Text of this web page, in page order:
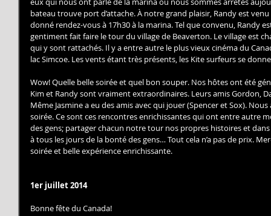
bateau trouve port d’attache. À notre grand plaisir, Randy est
donné rendez-vous à 17h30 à la marina. Tel que convenu, Randy
gentiment fait faire le tour du village de Beaverton. Le village est
qui y sont rattachés. Il y a entre autre le plus vieux cinéma du
lac Simcoe. Les vents étant très présents, les Kite surfeurs se
Wow! Quelle belle soirée et quel bon souper. Nos hôtes ont été
Kim et Randy sont vraiment extraordinaires. Leurs amis Gordon,
Même Jasmine a eu des amis avec qui jouer (Spencer et Sox).
soirée. Ce sont ces rencontres enrichissantes qui ont entre autre
des gens; partager chacun notre tour nos propres histoires et
à tous les jours de la bonté des gens… Tout cela n’a pas de prix.
soirée et belle expérience enrichissante.
1er juillet 2014
Bonne fête du Canada!